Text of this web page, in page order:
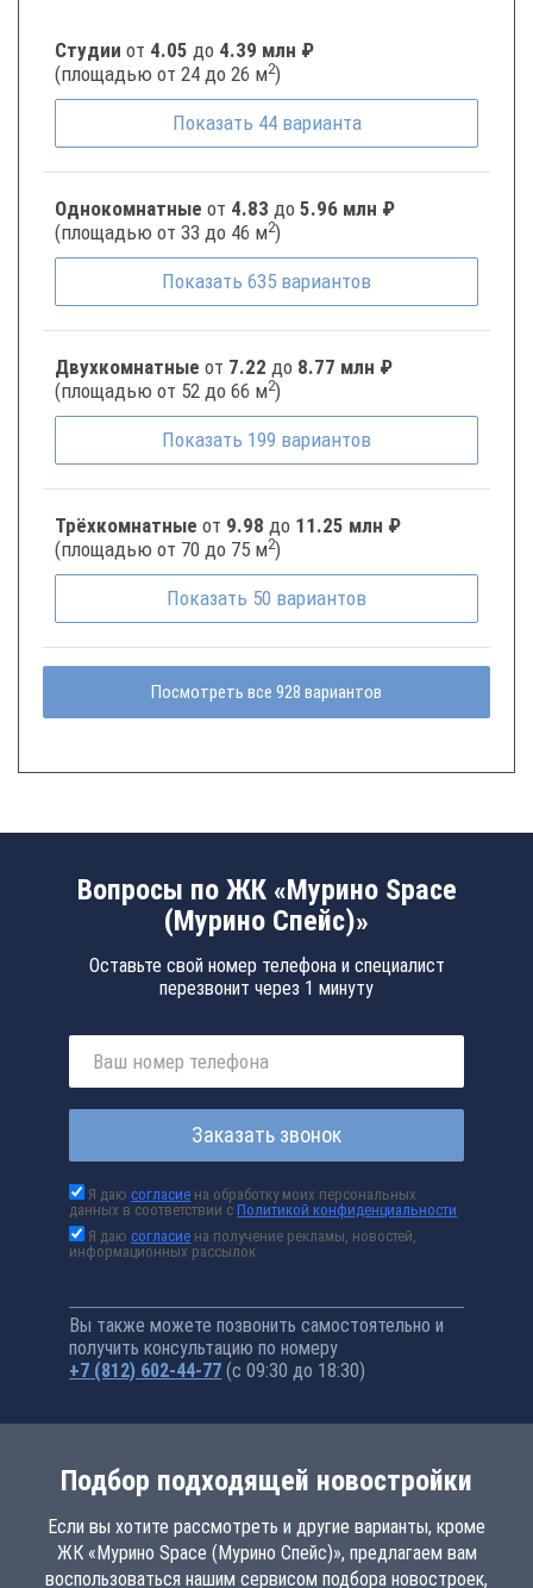
Студии от 4.05 до 4.39 млн ₽
(площадью от 24 до 26 м2)
Показать 44 варианта
Однокомнатные от 4.83 до 5.96 млн ₽
(площадью от 33 до 46 м2)
Показать 635 вариантов
Двухкомнатные от 7.22 до 8.77 млн ₽
(площадью от 52 до 66 м2)
Показать 199 вариантов
Трёхкомнатные от 9.98 до 11.25 млн ₽
(площадью от 70 до 75 м2)
Показать 50 вариантов
Посмотреть все 928 вариантов
Вопросы по ЖК «Мурино Space
(Мурино Спейс)»
Оставьте свой номер телефона и специалист
перезвонит через 1 минуту
Заказать звонок
Я даюсогласие на обработку моих персональных
данных в соответствии сПолитикой конфиденциальности
Я даюсогласие на получение рекламы, новостей,
информационных рассылок
Вы также можете позвонить самостоятельно и
получить консультацию по номеру
+7 (812) 602-44-77 (с 09:30 до 18:30)
Подбор подходящей новостройки
Если вы хотите рассмотреть и другие варианты, кроме
ЖК «Мурино Space (Мурино Спейс)», предлагаем вам
воспользоваться нашим сервисом подбора новостроек,